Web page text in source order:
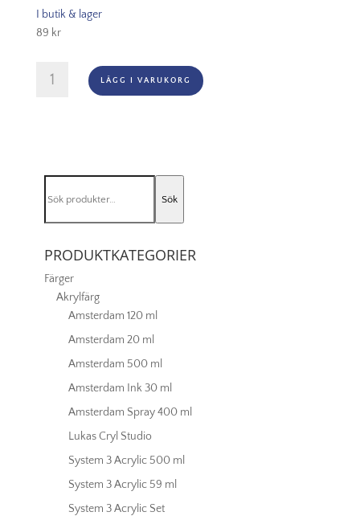
I butik & lager
89 kr
Amsterdam
Akryl
mängd
LÄGG I VARUKORG
efter:
Sök
PRODUKTKATEGORIER
Färger
Akrylfärg
Amsterdam 120 ml
Amsterdam 20 ml
Amsterdam 500 ml
Amsterdam Ink 30 ml
Amsterdam Spray 400 ml
Lukas Cryl Studio
System 3 Acrylic 500 ml
System 3 Acrylic 59 ml
System 3 Acrylic Set